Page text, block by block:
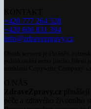
+420 777 264 528
+420 606 831 394
info@zdravezpravy.cz